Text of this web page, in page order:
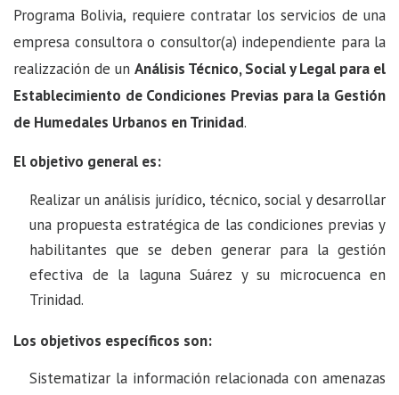
Programa Bolivia, requiere contratar los servicios de una
empresa consultora o consultor(a) independiente para la
realizzación de un Análisis Técnico, Social y Legal para el
Establecimiento de Condiciones Previas para la Gestión
de Humedales Urbanos en Trinidad.
El objetivo general es:
Realizar un análisis jurídico, técnico, social y desarrollar
una propuesta estratégica de las condiciones previas y
habilitantes que se deben generar para la gestión
efectiva de la laguna Suárez y su microcuenca en
Trinidad.
Los objetivos específicos son:
Sistematizar la información relacionada con amenazas